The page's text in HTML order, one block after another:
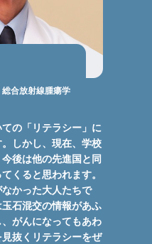
合放射線腫瘍学
の「リテラシー」に
しかし、現在、学校
後は他の先進国と同
くると思われます。
かった大人たちで
石混交の情報があふ
がんになってもあわ
抜くリテラシーをぜ